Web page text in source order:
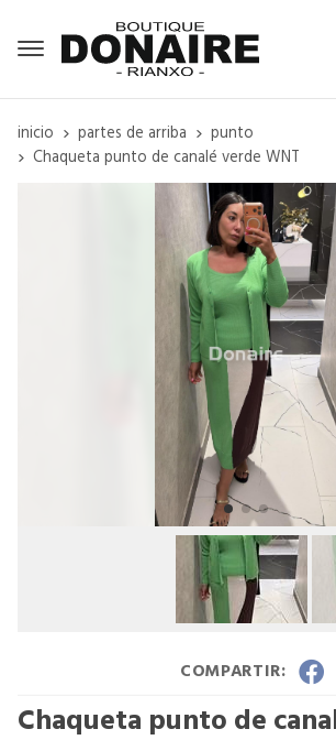
inicio partes de arriba
punto
Chaqueta punto de canalé verde WNT
COMPARTIR:
Chaqueta punto de